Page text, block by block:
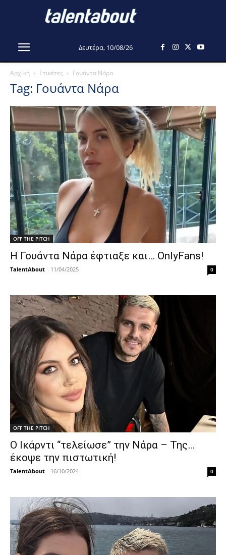
Δευτέρα, 10/08/26
Αρχική Ετικέτες Γουάντα Νάρα
Tag: Γουάντα Νάρα
OFF THE PITCH
Η Γουάντα Νάρα έφτιαξε και… OnlyFans!
TalentAbout - 11/04/2025 0
OFF THE PITCH
Ο Ικάρντι “τελείωσε” την Νάρα – Της…
έκοψε την πιστωτική!
TalentAbout - 16/10/2024 0